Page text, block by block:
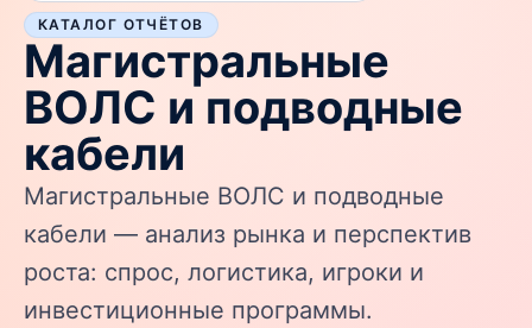
КАТАЛОГ ОТЧЁТОВ
Магистральные
ВОЛС и подводные
кабели
Магистральные ВОЛС и подводные
кабели — анализ рынка и перспектив
роста: спрос, логистика, игроки и
инвестиционные программы.